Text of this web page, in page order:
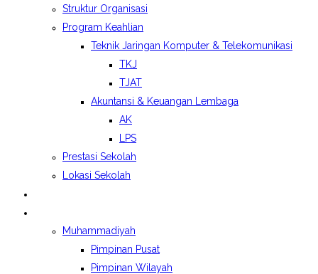
Struktur Organisasi
Program Keahlian
Teknik Jaringan Komputer & Telekomunikasi
TKJ
TJAT
Akuntansi & Keuangan Lembaga
AK
LPS
Prestasi Sekolah
Lokasi Sekolah
Muhammadiyah
Pimpinan Pusat
Pimpinan Wilayah